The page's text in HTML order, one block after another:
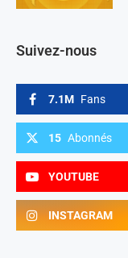
Suivez-nous
7.1M Fans
15 Abonnés
YOUTUBE
INSTAGRAM